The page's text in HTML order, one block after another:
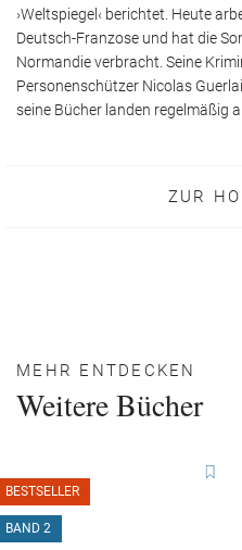
›Weltspiegel‹ berichtet. Heute
Deutsch-Franzose und hat die
Normandie verbracht. Seine
Personenschützer Nicolas
seine Bücher landen regelmäßig
ZUR
MEHR ENTDECKEN
Weitere Bücher
BESTSELLER
BAND 2